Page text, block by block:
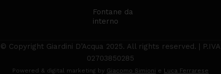
Fontane da
interno
© Copyright Giardini D’Acqua 2025. All rights reserved. | P.IVA
02703850285
Powered & digital marketing by Giacomo Simioni e Luca Ferrarese